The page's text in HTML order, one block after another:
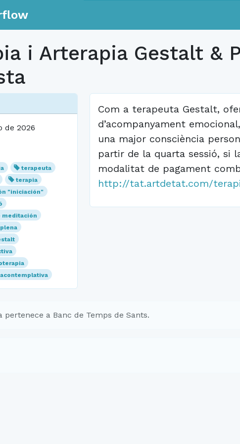
i Arterapia Gestalt &
de 2026
terapeuta
terapia
"iniciación"
meditación
Com a terapeuta Gestalt,
d’acompanyament
una major consciència
partir de la quarta sessió, si
modalitat de pagament
http://tat.artdetat.com/
pertenece a Banc de Temps de Sants.